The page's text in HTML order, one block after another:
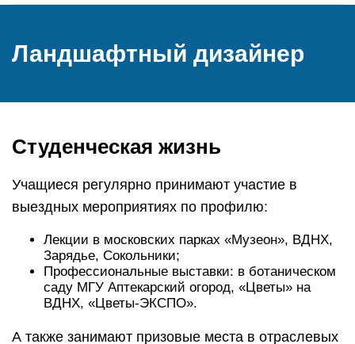
Ландшафтный дизайнер
Студенческая жизнь
Учащиеся регулярно принимают участие в
выездных мероприятиях по профилю:
Лекции в московских парках «Музеон», ВДНХ,
Зарядье, Сокольники;
Профессиональные выставки: в ботаническом
саду МГУ Аптекарский огород, «Цветы» на
ВДНХ, «Цветы-ЭКСПО».
А также занимают призовые места в отраслевых